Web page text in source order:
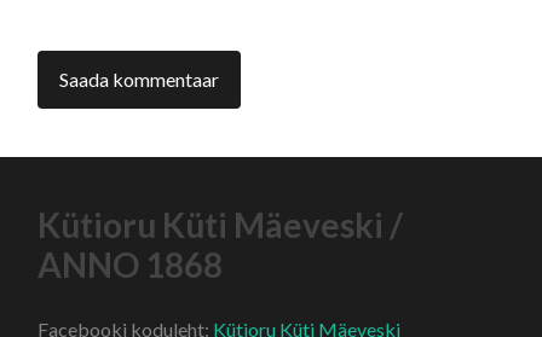
Kütioru Küti Mäeveski /
ANNO 1868
Facebooki koduleht: Kütioru Küti Mäeveski